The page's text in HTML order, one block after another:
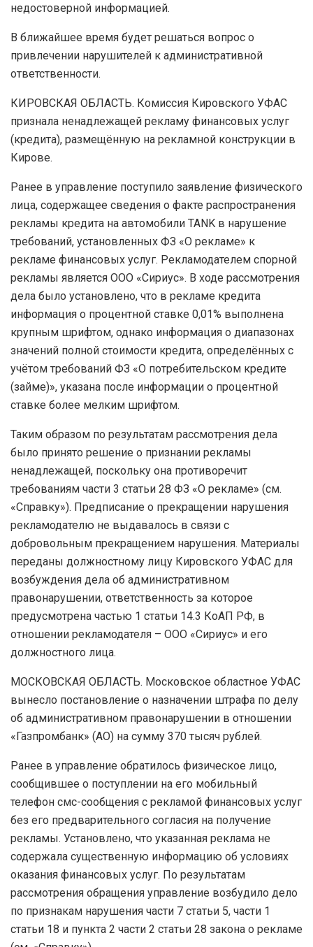
недостоверной информацией.
В ближайшее время будет решаться вопрос о
привлечении нарушителей к административной
ответственности.
КИРОВСКАЯ ОБЛАСТЬ. Комиссия Кировского УФАС
признала ненадлежащей рекламу финансовых услуг
(кредита), размещённую на рекламной конструкции в
Кирове.
Ранее в управление поступило заявление физического
лица, содержащее сведения о факте распространения
рекламы кредита на автомобили TANK в нарушение
требований, установленных ФЗ «О рекламе» к
рекламе финансовых услуг. Рекламодателем спорной
рекламы является ООО «Сириус». В ходе рассмотрения
дела было установлено, что в рекламе кредита
информация о процентной ставке 0,01% выполнена
крупным шрифтом, однако информация о диапазонах
значений полной стоимости кредита, определённых с
учётом требований ФЗ «О потребительском кредите
(займе)», указана после информации о процентной
ставке более мелким шрифтом.
Таким образом по результатам рассмотрения дела
было принято решение о признании рекламы
ненадлежащей, поскольку она противоречит
требованиям части 3 статьи 28 ФЗ «О рекламе» (см.
«Справку»). Предписание о прекращении нарушения
рекламодателю не выдавалось в связи с
добровольным прекращением нарушения. Материалы
переданы должностному лицу Кировского УФАС для
возбуждения дела об административном
правонарушении, ответственность за которое
предусмотрена частью 1 статьи 14.3 КоАП РФ, в
отношении рекламодателя – ООО «Сириус» и его
должностного лица.
МОСКОВСКАЯ ОБЛАСТЬ. Московское областное УФАС
вынесло постановление о назначении штрафа по делу
об административном правонарушении в отношении
«Газпромбанк» (АО) на сумму 370 тысяч рублей.
Ранее в управление обратилось физическое лицо,
сообщившее о поступлении на его мобильный
телефон смс-сообщения с рекламой финансовых услуг
без его предварительного согласия на получение
рекламы. Установлено, что указанная реклама не
содержала существенную информацию об условиях
оказания финансовых услуг. По результатам
рассмотрения обращения управление возбудило дело
по признакам нарушения части 7 статьи 5, части 1
статьи 18 и пункта 2 части 2 статьи 28 закона о рекламе